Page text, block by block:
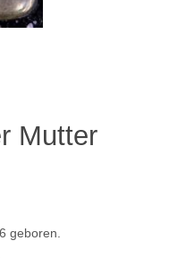
Mutter
geboren.